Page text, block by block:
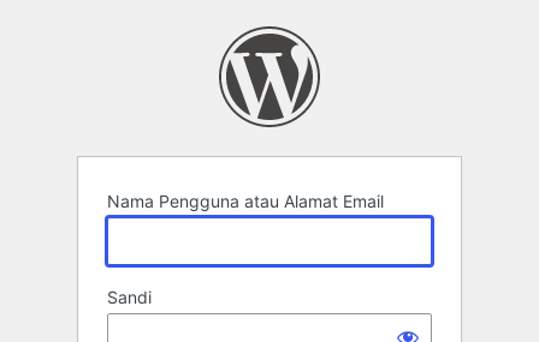
Nama Pengguna atau Alamat Email
Sandi